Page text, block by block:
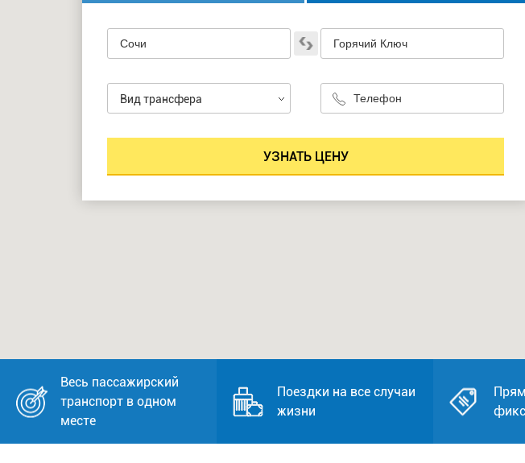
Вид трансфера
Весь пассажирский
транспорт в одном
месте
Поездки на все случаи
жизни